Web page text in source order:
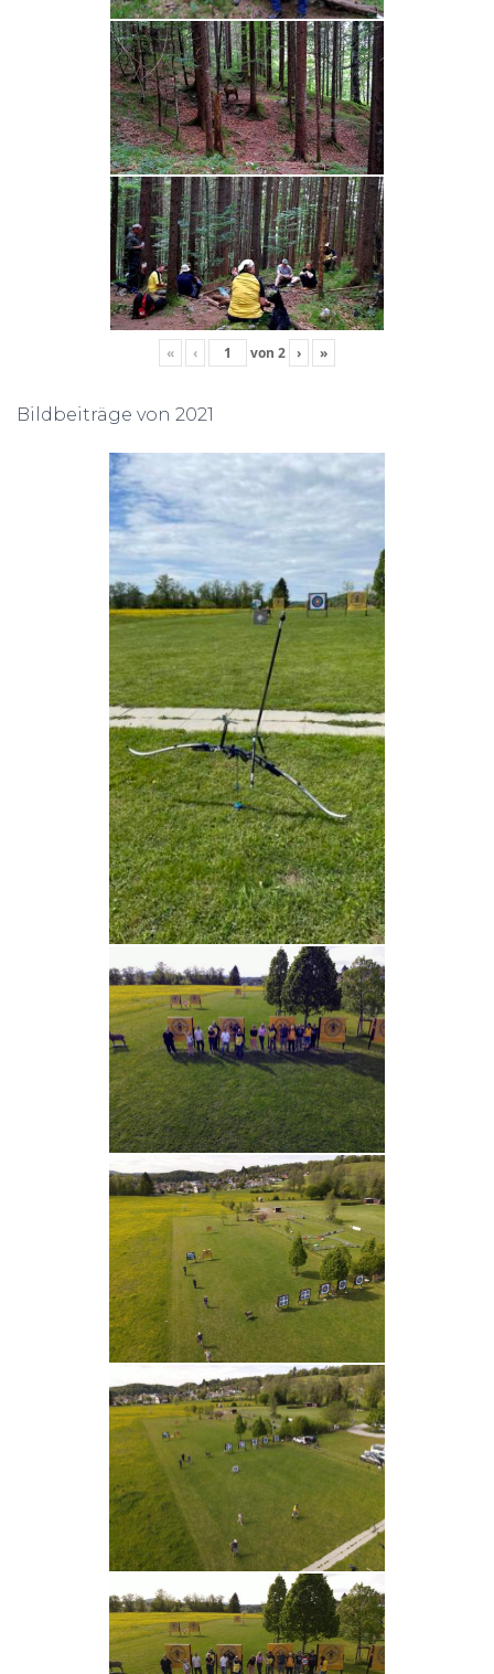
« ‹ von 2 › »
Bildbeiträge von 2021